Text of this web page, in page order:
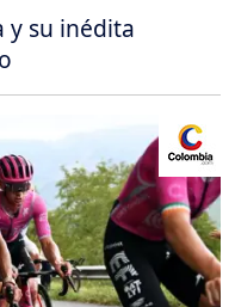
y su inédita